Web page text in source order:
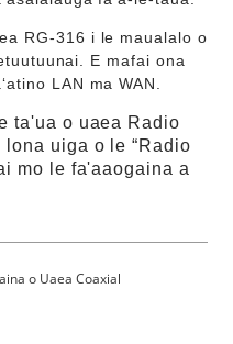
RG-316 i le maualalo o
E mafai ona
LAN ma WAN.
ta'ua o uaea Radio
lona uiga o le “Radio
mo le fa'aaogaina a